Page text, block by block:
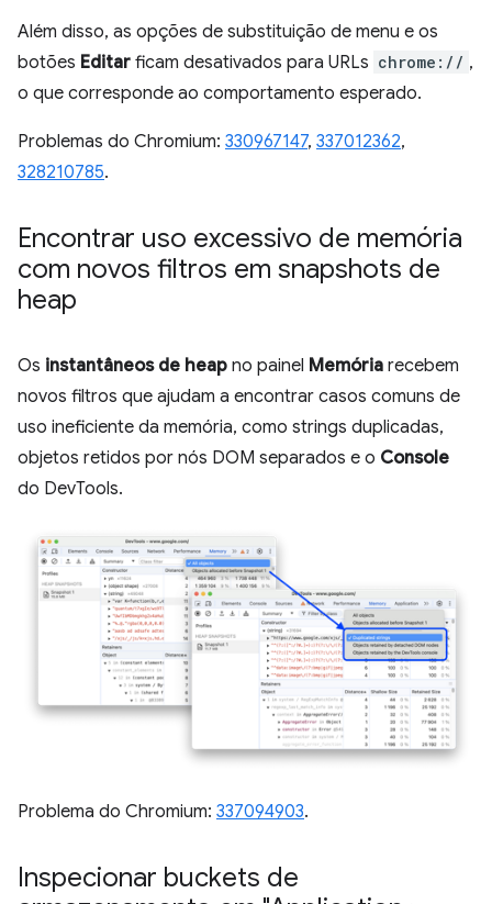
Além disso, as opções de substituição de menu e os
botões Editar ficam desativados para URLs chrome:// ,
o que corresponde ao comportamento esperado.
Problemas do Chromium: 330967147, 337012362,
328210785.
Encontrar uso excessivo de memória
com novos filtros em snapshots de
heap
Os instantâneos de heap no painel Memória recebem
novos filtros que ajudam a encontrar casos comuns de
uso ineficiente da memória, como strings duplicadas,
objetos retidos por nós DOM separados e o Console
do DevTools.
Problema do Chromium: 337094903.
Inspecionar buckets de